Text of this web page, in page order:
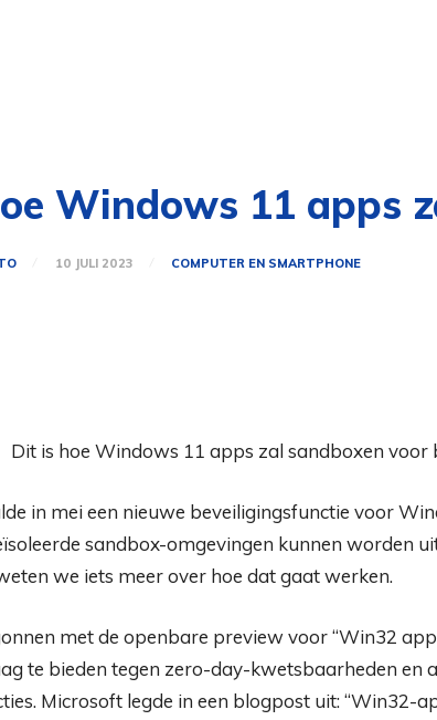
Windows 11 apps
10 JULI 2023 COMPUTER EN SMARTPHONE
in mei een nieuwe beveiligingsfunctie voor
sandbox-omgevingen kunnen worden
we iets meer over hoe dat gaat werken.
met de openbare preview voor “Win32
te bieden tegen zero-day-kwetsbaarheden en
Microsoft legde in een blogpost uit: “Win32-